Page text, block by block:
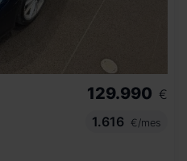
129.990 €
1.616
€/mes